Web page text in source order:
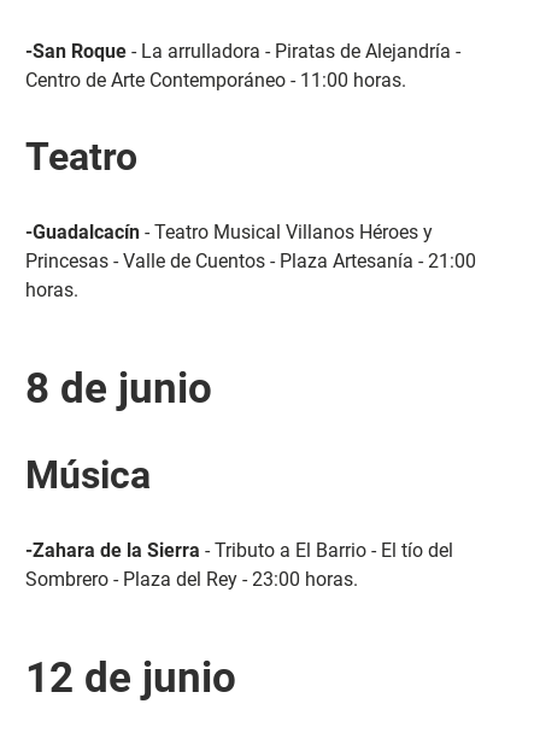
-San Roque- La arrulladora - Piratas de Alejandría -
Centro de Arte Contemporáneo - 11:00 horas.
Teatro
-Guadalcacín- Teatro Musical Villanos Héroes y
Princesas - Valle de Cuentos - Plaza Artesanía - 21:00
horas.
8 de junio
Música
-Zahara de la Sierra - Tributo a El Barrio - El tío del
Sombrero - Plaza del Rey - 23:00 horas.
12 de junio